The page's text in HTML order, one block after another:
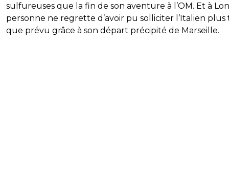
sulfureuses que la fin de son aventure à l’OM. Et à
personne ne regrette d’avoir pu solliciter l’Italien plus
que prévu grâce à son départ précipité de Marseille.